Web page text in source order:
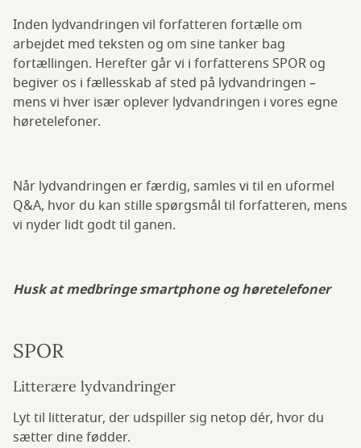
Inden lydvandringen vil forfatteren fortælle om
arbejdet med teksten og om sine tanker bag
fortællingen. Herefter går vi i forfatterens SPOR og
begiver os i fællesskab af sted på lydvandringen –
mens vi hver især oplever lydvandringen i vores egne
høretelefoner.
Når lydvandringen er færdig, samles vi til en uformel
Q&A, hvor du kan stille spørgsmål til forfatteren, mens
vi nyder lidt godt til ganen.
Husk at medbringe smartphone og høretelefoner
SPOR
Litterære lydvandringer
Lyt til litteratur, der udspiller sig netop dér, hvor du
sætter dine fødder.